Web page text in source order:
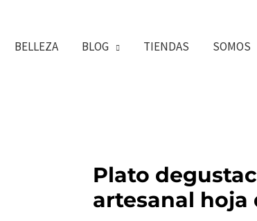
BELLEZA BLOG TIENDAS SOMOS
Plato
artesanal hoja